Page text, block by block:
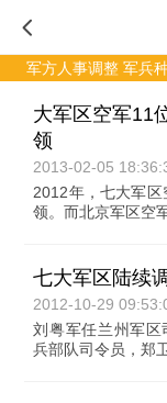
军方人事调整 军兵
大军区空军11
领
2013-02-05
2012年，七大军区
领。而北京军区空
七大军区陆续
2012-10-29
刘粤军任兰州军
兵部队司令员，郑